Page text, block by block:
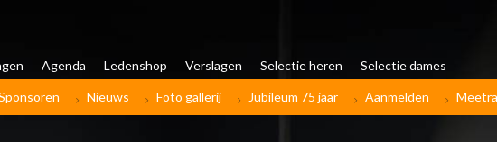
Agenda Ledenshop Verslagen Selectie heren Selectie dames
Nieuws Foto gallerij Jubileum 75 jaar Aanmelden